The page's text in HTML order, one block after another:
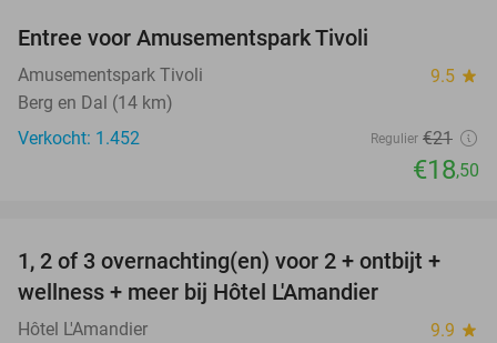
Entree voor Amusementspark Tivoli
Amusementspark Tivoli 9.5 star
Berg en Dal (14 km)
Verkocht: 1.452
Regulier €21
€18,50
32%
TODAY
1, 2 of 3 overnachting(en) voor 2 + ontbijt +
wellness + meer bij Hôtel L'Amandier
Hôtel L'Amandier 9.9 star